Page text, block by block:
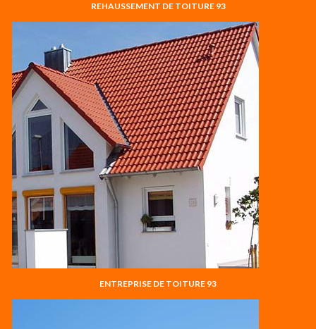
REHAUSSEMENT DE TOITURE 93
ENTREPRISE DE TOITURE 93